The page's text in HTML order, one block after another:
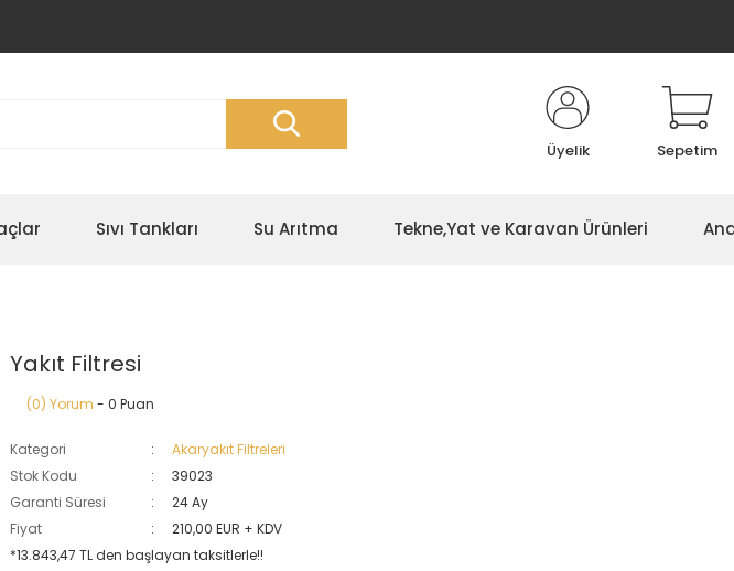
Üyelik Sepetim
Sıvı Tankları Su Arıtma Tekne,Yat ve Karavan Ürünleri
Yakıt Filtresi
(0) Yorum - 0 Puan
Kategori
Akaryakıt Filtreleri
Stok Kodu
39023
Garanti Süresi
24 Ay
Fiyat
210,00 EUR + KDV
*13.843,47 TL den başlayan taksitlerle!!